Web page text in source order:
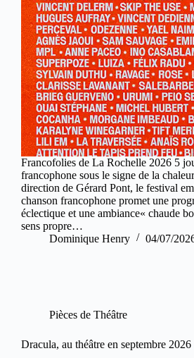
Francofolies de La Rochelle 2026 5
francophone sous le signe de la
direction de Gérard Pont, le festival
chanson francophone promet une
éclectique et une ambiance« chaude
sens propre…
Dominique Henry
04/07/
Pièces de Théâtre
Dracula, au théâtre en septembre 2026